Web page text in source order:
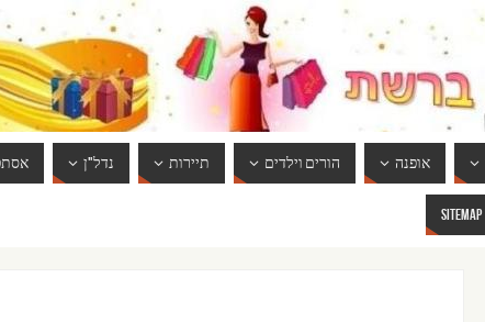
אופנה הורים וילדים תיירות נדל"ן
SITEMAP